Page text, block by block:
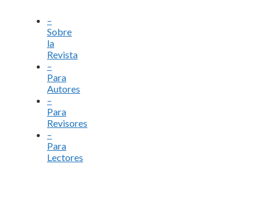
–
Sobre
la
Revista
–
Para
Autores
–
Para
Revisores
–
Para
Lectores